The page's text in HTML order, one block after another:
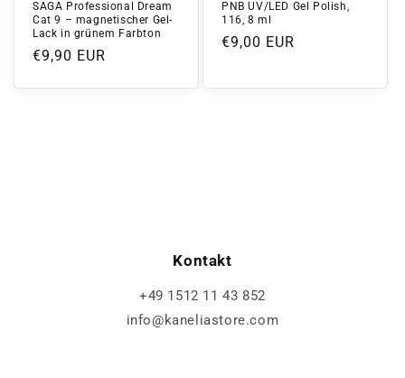
SAGA Professional Dream
Cat 9 – magnetischer Gel-
Lack in grünem Farbton
Normaler
€9,90 EUR
PNB UV/LED Gel Polish,
116, 8 ml
Normaler
€9,00 EUR
Kontakt
+49 1512 11 43 852
info@kaneliastore.com